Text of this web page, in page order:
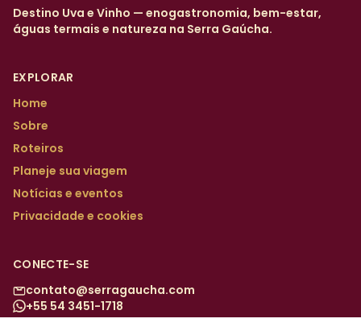
Destino Uva e Vinho — enogastronomia, bem-estar,
águas termais e natureza na Serra Gaúcha.
EXPLORAR
Home
Sobre
Roteiros
Planeje sua viagem
Notícias e eventos
Privacidade e cookies
CONECTE-SE
contato@serragaucha.com
+55 54 3451-1718